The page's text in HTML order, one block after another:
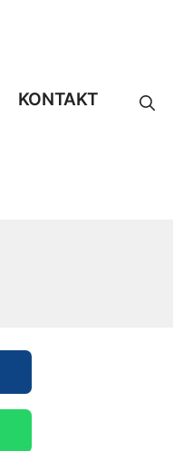
KONTAKT